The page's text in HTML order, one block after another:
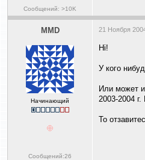
Сообщений: >10K
MMD
Начинающий
Сообщений:26
21 Ноября
Hi!
У кого
Или может
2003-2004
То